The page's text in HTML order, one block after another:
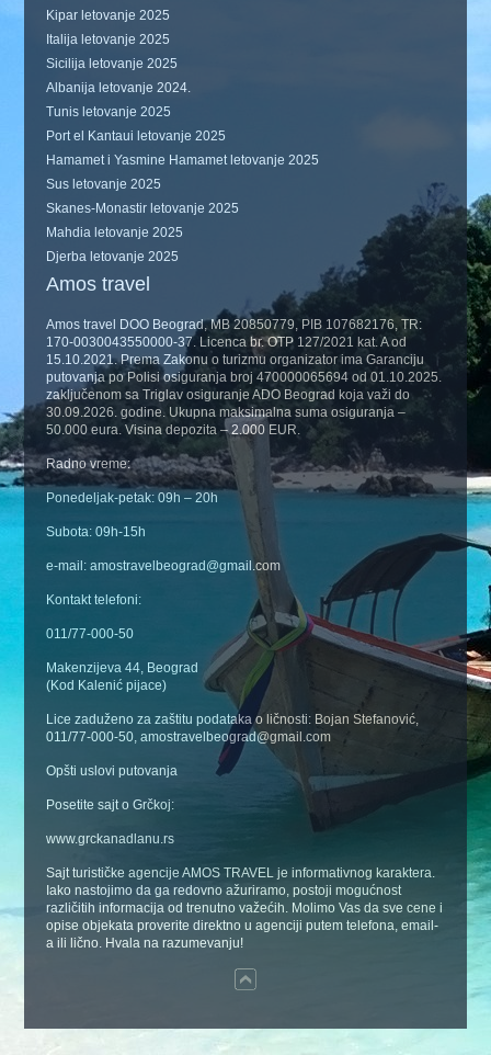
Kipar letovanje 2025
Italija letovanje 2025
Sicilija letovanje 2025
Albanija letovanje 2024.
Tunis letovanje 2025
Port el Kantaui letovanje 2025
Hamamet i Yasmine Hamamet letovanje 2025
Sus letovanje 2025
Skanes-Monastir letovanje 2025
Mahdia letovanje 2025
Djerba letovanje 2025
Amos travel
Amos travel DOO Beograd, MB 20850779, PIB 107682176, TR:
170-0030043550000-37. Licenca br. OTP 127/2021 kat. A od
15.10.2021. Prema Zakonu o turizmu organizator ima Garanciju
putovanja po Polisi osiguranja broj 470000065694 od 01.10.2025.
zaključenom sa Triglav osiguranje ADO Beograd koja važi do
30.09.2026. godine. Ukupna maksimalna suma osiguranja –
50.000 eura. Visina depozita – 2.000 EUR.
Radno vreme:
Ponedeljak-petak: 09h – 20h
Subota: 09h-15h
e-mail: amostravelbeograd@gmail.com
Kontakt telefoni:
011/77-000-50
Makenzijeva 44, Beograd
(Kod Kalenić pijace)
Lice zaduženo za zaštitu podataka o ličnosti: Bojan Stefanović,
011/77-000-50, amostravelbeograd@gmail.com
Opšti uslovi putovanja
Posetite sajt o Grčkoj:
www.grckanadlanu.rs
Sajt turističke agencije AMOS TRAVEL je informativnog karaktera.
Iako nastojimo da ga redovno ažuriramo, postoji mogućnost
različitih informacija od trenutno važećih. Molimo Vas da sve cene i
opise objekata proverite direktno u agenciji putem telefona, email-
a ili lično. Hvala na razumevanju!